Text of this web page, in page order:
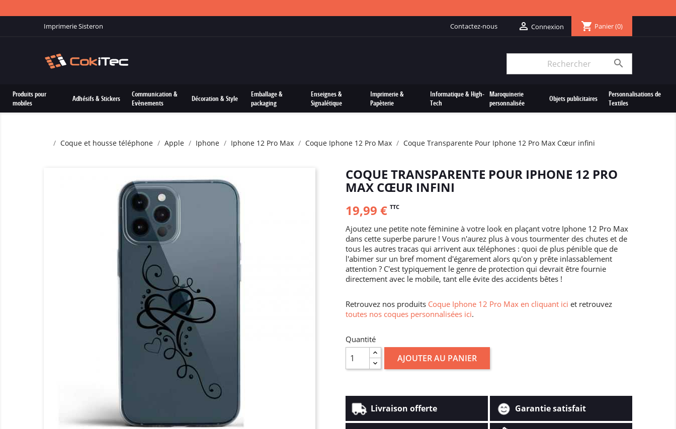
Imprimerie Sisteron Contactez-nous  Connexion shopping_cart Panier(0)

Produits pour
mobiles
Adhésifs & Stickers
Communication &
Evènements
Décoration & Style
Emballage &
packaging
Enseignes &
Signalétique
Imprimerie &
Papèterie
Informatique & High-
Tech
Maroquinerie
personnalisée
Objets publicitaires
Personnalisations de
Textiles
Coque et housse téléphone Apple Iphone Iphone 12 Pro Max Coque Iphone 12 Pro Max Coque Transparente Pour Iphone 12 Pro Max Cœur infini
COQUE TRANSPARENTE POUR IPHONE 12 PRO
MAX CŒUR INFINI
19,99 € TTC
Ajoutez une petite note féminine à votre look en plaçant votre Iphone 12 Pro Max
dans cette superbe parure ! Vous n'aurez plus à vous tourmenter des chutes et de
tous les autres tracas qui arrivent aux téléphones : quoi de plus pénible que de
l'abimer sur un bref moment d'égarement alors qu'on y prête inlassablement
attention ? C'est typiquement le genre de protection qui devrait être fournie
directement avec le mobile, tant elle évite des accidents bêtes !
Retrouvez nos produits Coque Iphone 12 Pro Max en cliquant ici et retrouvez
toutes nos coques personnalisées ici.
Quantité
AJOUTER AU PANIER
Livraison offerte Garantie satisfait